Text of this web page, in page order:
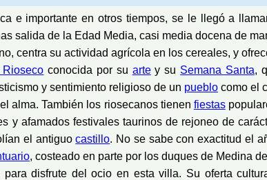
e importante en otros tiempos, se le llegó a
salida de la Edad Media, casi media docena de
centra su actividad agrícola en los cereales, y
Rioseco conocida por su artey su Semana Santa,
y sentimiento religioso de un pueblo como el
alma. También los riosecanos tienen fiestas
y afamados festivales taurinos de rejoneo de
el antiguocastillo. No se sabe con exactitud el
, costeado en parte por los duques de Medina
para disfrute del ocio en esta villa. Su oferta